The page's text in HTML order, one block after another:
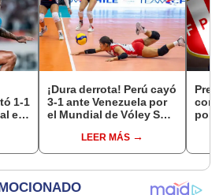
1-1
en
¡Dura derrota! Perú cayó
3-1 ante Venezuela por
el Mundial de Vóley Sub
LEER MÁS
por